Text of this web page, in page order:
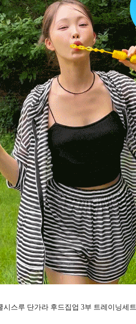
시스루 단가라 후드집업 3부 트레이닝세트